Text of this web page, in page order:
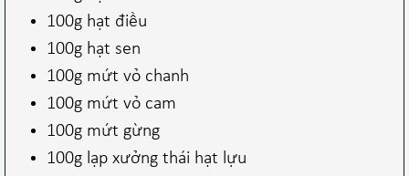
100g hạt điều
100g hạt sen
100g mứt vỏ chanh
100g mứt vỏ cam
100g mứt gừng
100g lạp xưởng thái hạt lựu